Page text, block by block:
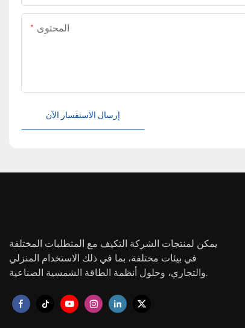
المحتوى
إرسال الاستفسار الآن
يمكن لمنتجات الشركة التكيف مع المتطلبات المختلفة
في بيئات مختلفة، بما في ذلك الاستخدام المنزلي
والتجاري، وحلول أنظمة الطاقة الشمسية الصناعية.